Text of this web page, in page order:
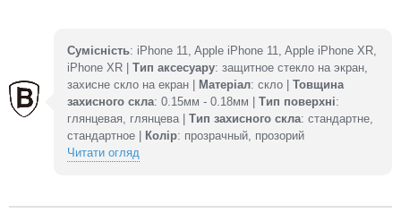
Сумісність: iPhone 11, Apple iPhone 11, Apple iPhone XR,
iPhone XR | Тип аксесуару: защитное стекло на экран,
захисне скло на екран |
Матеріал: скло | Товщина
захисного скла: 0.15мм - 0.18мм | Тип поверхні:
глянцевая, глянцева | Тип захисного скла: стандартне,
стандартное |
Колір: прозрачный, прозорий
Читати огляд